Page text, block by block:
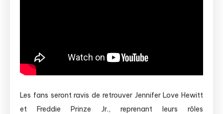
Les fans seront ravis de retrouver Jennifer Love Hewitt
et Freddie Prinze Jr., reprenant leurs rôles